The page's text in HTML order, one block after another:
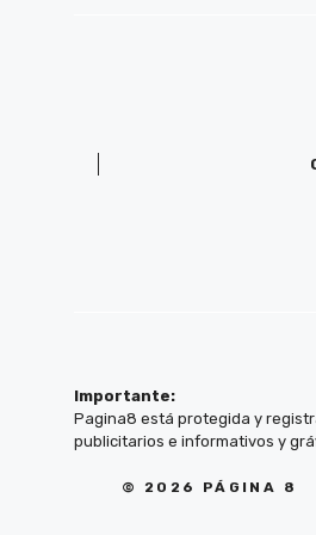
Importante:
Pagina8 está protegida y
publicitarios e informativos y
© 2026 PÁGINA 8